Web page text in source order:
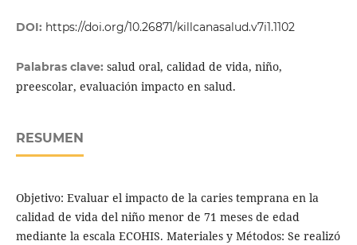
DOI: https://doi.org/10.26871/killcanasalud.v7i1.1102
Palabras clave: salud oral, calidad de vida, niño,
preescolar, evaluación impacto en salud.
RESUMEN
Objetivo: Evaluar el impacto de la caries temprana en la
calidad de vida del niño menor de 71 meses de edad
mediante la escala ECOHIS. Materiales y Métodos: Se realizó